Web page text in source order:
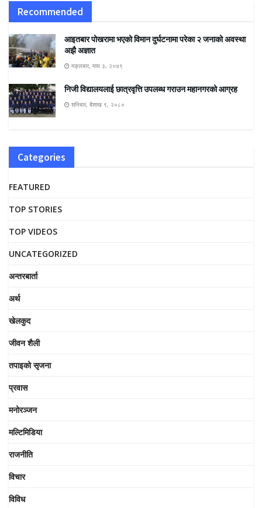
Recommended
आइतबार पोखरामा भएको विमान दुर्घटनामा परेका २ जनाको अवस्था
अझै अज्ञात
मङ्लबार, माघ ३, २०७९
निजी विद्यालयलाई छात्रवृत्ति उपलब्ध गराउन महानगरको आग्रह
शनिबार, बैशाख ९, २०८०
Categories
FEATURED
TOP STORIES
TOP VIDEOS
UNCATEGORIZED
अन्तरबार्ता
अर्थ
खेलकुद
जीवन शैली
तपाइको सृजना
प्रवास
मनोरञ्जन
मल्टिमिडिया
राजनीति
विचार
विविध